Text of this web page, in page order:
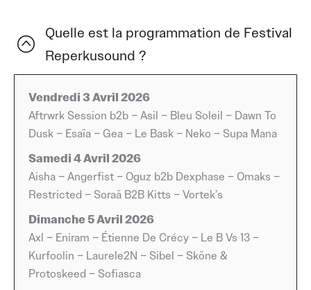
dense, directe, sans détour. C’est l’un des temps forts du
festival de musique 2026 pour le public qui cherche des
expériences fortes et une programmation qui sort des
sentiers battus.
Au fil des années, le festival a construit son ADN autour
d’électrons libres, d’artistes confirmés et de jeunes
talents capables d’embarquer une salle entière en
quelques secondes. L’édition 2026 ne déroge pas à la
exigeants, de climats sombres ou lumineux, de sonorités
qui s’entrechoquent, s’étirent et surprennent. Ce
mélange fait partie des forces du Reperkusound : une
variété assumée, pensée pour que chaque soirée
Quelle est la programmation de Festival
Reperkusound ?
Vendredi 3 Avril 2026
Aftrwrk Session b2b – Asil – Bleu Soleil – Dawn To
Dusk – Esaïa – Gea – Le Bask – Neko – Supa Mana
Samedi 4 Avril 2026
Aisha – Angerfist – Oguz b2b Dexphase – Omaks –
Restricted – Soraä B2B Kitts – Vortek’s
Dimanche 5 Avril 2026
Axl – Eniram – Étienne De Crécy – Le B Vs 13 –
Kurfoolin – Laurele2N – Sibel – Sköne &
Protoskeed – Sofiasca